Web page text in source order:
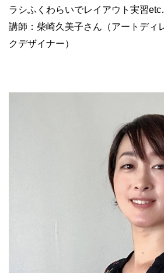
ラシふくわらいでレイアウト実習
講師：柴崎久美子さん（アートディ
クデザイナー）